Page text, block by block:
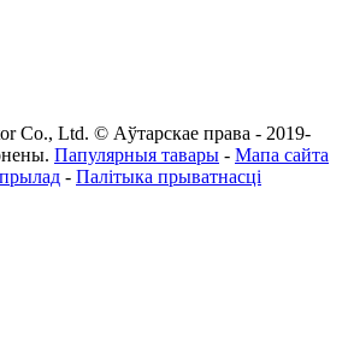
Co., Ltd. © Аўтарскае права - 2019-
Папулярныя тавары - Мапа сайта
- Палітыка прыватнасці